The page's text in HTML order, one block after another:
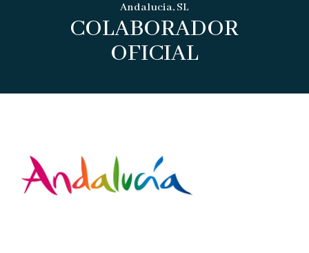
Andalucia, SL
COLABORADOR
OFICIAL